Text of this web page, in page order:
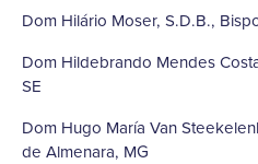
Dom Hilário Moser, S.D.B.,
Dom Hildebrando Mendes
SE
Dom Hugo María Van
de Almenara, MG